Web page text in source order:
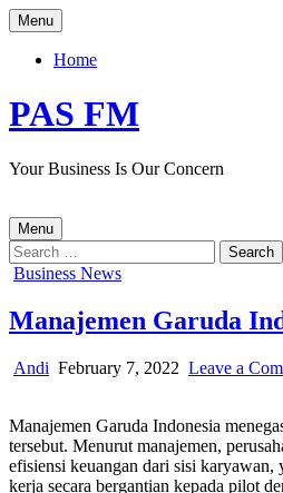
Skip
to
content
Menu
Home
PAS FM
Your Business Is Our Concern
Menu
Search
for:
Posted
Business News
Manajemen Garuda
Author:
Andi Published
February 7, 2022 Leave a
Manajemen Garuda Indonesia
tersebut. Menurut manajemen,
efisiensi keuangan dari sisi karyawan,
kerja secara bergantian kepada pilot